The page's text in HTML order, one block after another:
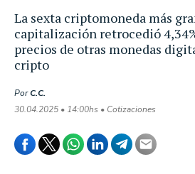
La sexta criptomoneda más
capitalización retrocedió
precios de otras monedas
cripto
PorC.C.
30.04.2025 • 14:00hs • Cotizaciones